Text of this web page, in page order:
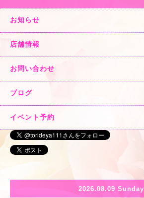
お知らせ
店舗情報
お問い合わせ
ブログ
イベント予約
2026.08.09 Sunday